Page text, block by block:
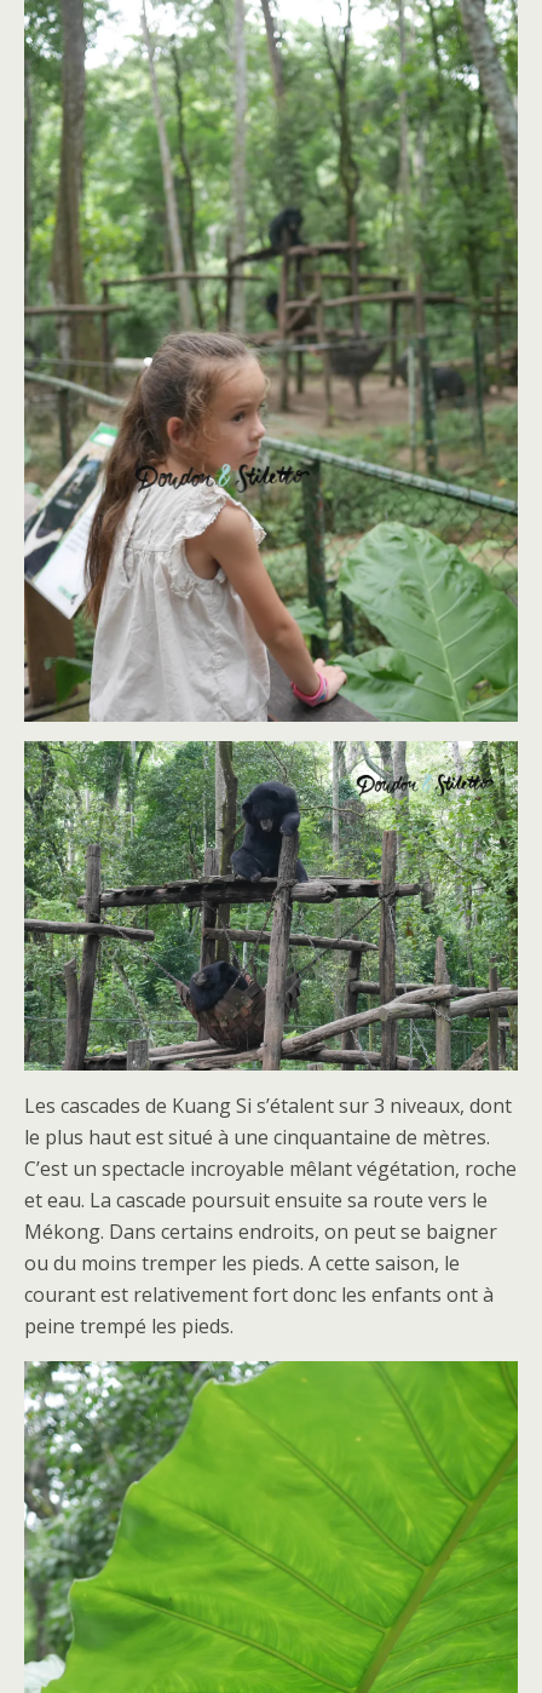
Les cascades de Kuang Si s’étalent sur 3 niveaux, dont
le plus haut est situé à une cinquantaine de mètres.
C’est un spectacle incroyable mêlant végétation, roche
et eau. La cascade poursuit ensuite sa route vers le
Mékong. Dans certains endroits, on peut se baigner
ou du moins tremper les pieds. A cette saison, le
courant est relativement fort donc les enfants ont à
peine trempé les pieds.